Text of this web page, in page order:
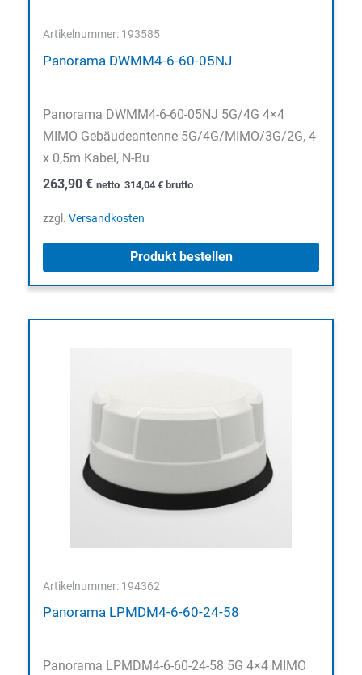
Artikelnummer: 193585
Panorama DWMM4-6-60-05NJ
Panorama DWMM4-6-60-05NJ 5G/4G 4×4
MIMO Gebäudeantenne 5G/4G/MIMO/3G/2G, 4
x 0,5m Kabel, N-Bu
263,90 € netto 314,04 € brutto
zzgl. Versandkosten
Produkt bestellen
Artikelnummer: 194362
Panorama LPMDM4-6-60-24-58
Panorama LPMDM4-6-60-24-58 5G 4×4 MIMO